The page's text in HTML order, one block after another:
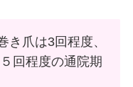
き爪は3回程度、
回程度の通院期